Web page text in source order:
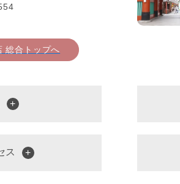
総合トップへ
ス